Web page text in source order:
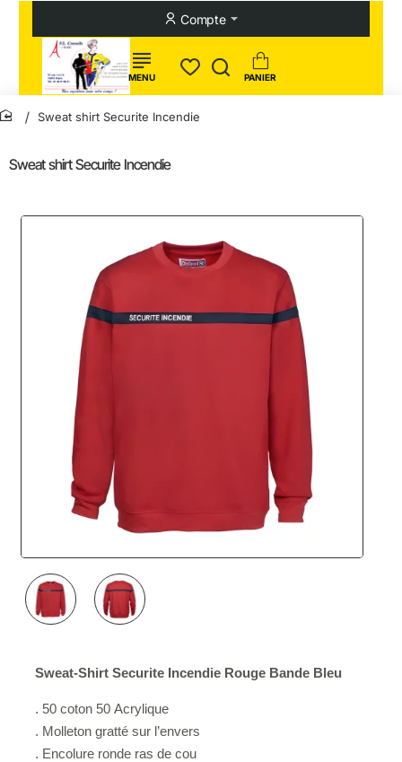
Compte
Sweat shirt Securite Incendie
home
Sweat shirt Securite Incendie
Sweat-Shirt Securite Incendie Rouge Bande Bleu
. 50 coton 50 Acrylique
. Molleton gratté sur l’envers
. Encolure ronde ras de cou